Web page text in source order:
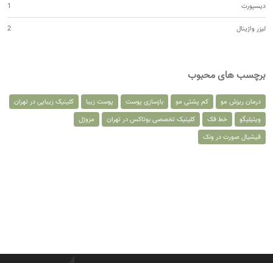
دیسپورت 1
لیزر واژینال 2
برچسب های محبوب
درمان ریزش مو کم پشتی مو بازسازی پوست پوست زیبا
کلینیک زیبایی در تهران
ویتیلیگو
خط فک کلینیک تخصصی بوتاکس در تهران
مزوژل
فیشیال صورت در ونک